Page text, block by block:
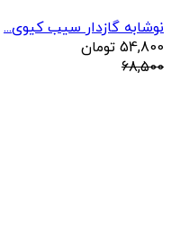
نوشابه گازدار سیب کیوی...
54,800 تومان
68,500